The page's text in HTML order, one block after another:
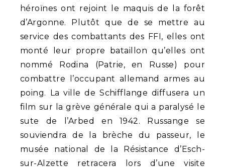
héroïnes ont rejoint le maquis de la forêt
d’Argonne. Plutôt que de se mettre au
service des combattants des FFI, elles ont
monté leur propre bataillon qu’elles ont
nommé Rodina (Patrie, en Russe) pour
combattre l’occupant allemand armes au
poing. La ville de Schifflange diffusera un
film sur la grève générale qui a paralysé le
sute de l’Arbed en 1942. Russange se
souviendra de la brèche du passeur, le
musée national de la Résistance d’Esch-
sur-Alzette retracera lors d’une visite